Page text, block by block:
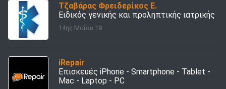
Τζαβάρας Φρειδερίκος Ε.
Ειδικός γενικής και προληπτικής ιατρικής
14ης Μαΐου 19
iRepair
Επισκευές iPhone - Smartphone - Tablet -
Mac - Laptop - PC